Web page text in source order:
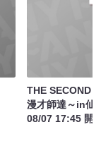
THE SECOND
漫才師達～in仙
08/07 17:45 開